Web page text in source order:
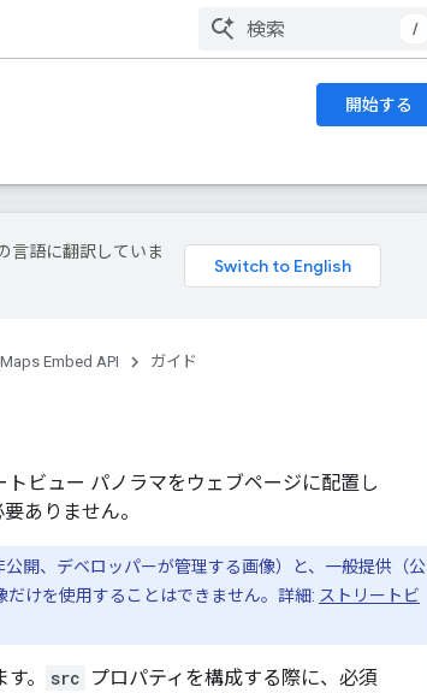
/
開始する
言語に翻訳していま
Maps Embed API ガイド
ビュー パノラマをウェブページに配置し
ありません。
公開、デベロッパーが管理する画像）と、一般提供（公
けを使用することはできません。詳細: ストリートビ
。 src プロパティを構成する際に、必須